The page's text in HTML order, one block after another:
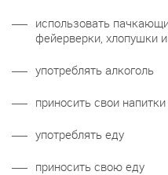
использовать
фейерверки, хлопушки
употреблять алкоголь
приносить свои
употреблять еду
приносить свою еду